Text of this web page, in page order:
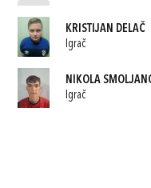
KRISTIJAN DELAČ
Igrač
NIKOLA
Igrač